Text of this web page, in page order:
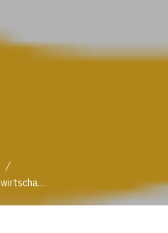
/
BAB 070/24: Transparenz landwirtschaftlicher Wertschöpfungsketten